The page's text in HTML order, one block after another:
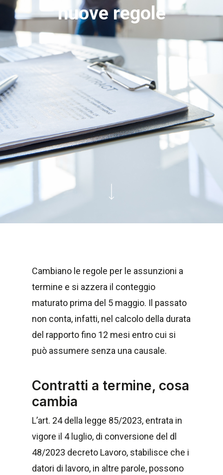
nuove regole
Cambiano le regole per le assunzioni a
termine e si azzera il conteggio
maturato prima del 5 maggio. Il passato
non conta, infatti, nel calcolo della durata
del rapporto fino 12 mesi entro cui si
può assumere senza una causale.
Contratti a termine, cosa
cambia
L’art. 24 della legge 85/2023, entrata in
vigore il 4 luglio, di conversione del dl
48/2023 decreto Lavoro, stabilisce che i
datori di lavoro, in altre parole, possono